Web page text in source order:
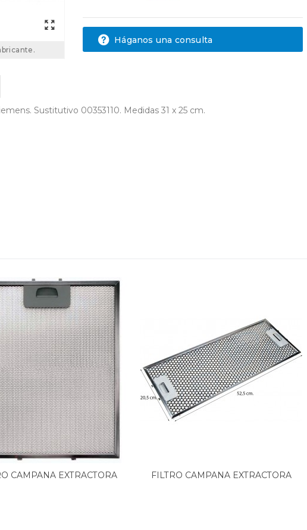
Háganos una consulta
Sustitutivo 00353110. Medidas 31 x 25 cm.
CAMPANA EXTRACTORA
FILTRO CAMPANA EXTRACTORA